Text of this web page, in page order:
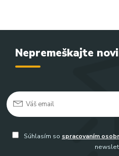
Nepremeškajte
Súhlasím so spracovaním